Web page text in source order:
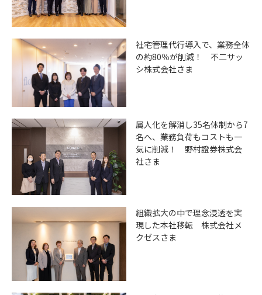
社宅管理代行導入で、業務全体
の約80％が削減！ 不二サッ
シ株式会社さま
属人化を解消し35名体制から7
名へ、業務負荷もコストも一
気に削減！ 野村證券株式会
社さま
組織拡大の中で理念浸透を実
現した本社移転 株式会社メ
クゼスさま